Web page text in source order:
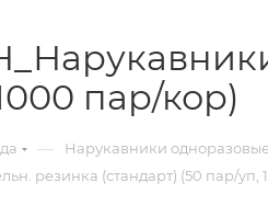
пар/кор)
— Нарукавники одноразовые
резинка (стандарт) (50 пар/уп,